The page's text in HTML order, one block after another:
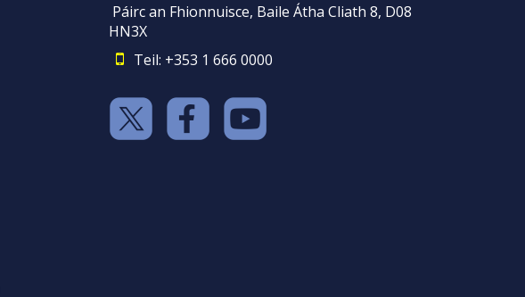
Páirc an Fhionnuisce, Baile Átha Cliath 8, D08
HN3X
Teil: +353 1 666 0000